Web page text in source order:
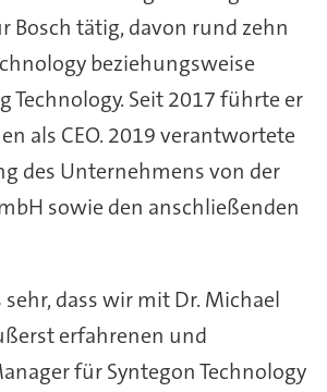
Bosch tätig, davon rund zehn
beziehungsweise
Technology. Seit 2017 führte er
als CEO. 2019 verantwortete
des Unternehmens von der
sowie den anschließenden
dass wir mit Dr. Michael
erfahrenen und
für Syntegon Technology